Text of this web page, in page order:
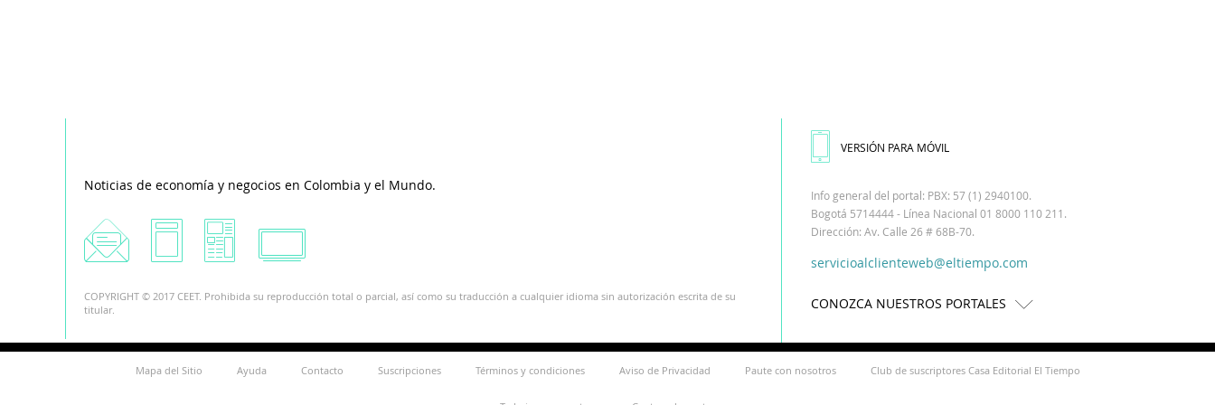
Noticias de economía y negocios en Colombia y el Mundo.
COPYRIGHT © 2017 CEET. Prohibida su reproducción total o parcial, así como su traducción a cualquier idioma sin autorización escrita de su
titular.
VERSIÓN PARA MÓVIL
Info general del portal: PBX: 57 (1) 2940100.
Bogotá 5714444 - Línea Nacional 01 8000 110 211.
Dirección: Av. Calle 26 # 68B-70.
servicioalclienteweb@eltiempo.com
CONOZCA NUESTROS PORTALES
Mapa del Sitio Ayuda Contacto Suscripciones Términos y condiciones Aviso de Privacidad Paute con nosotros Club de suscriptores Casa Editorial El Tiempo